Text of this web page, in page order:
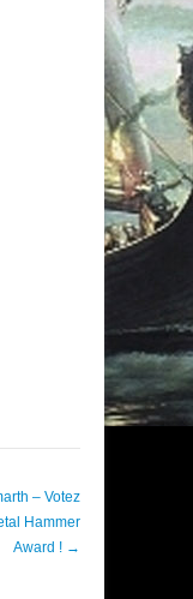
– Votez
Hammer
Award ! →